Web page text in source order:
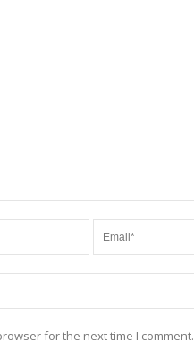
for the next time I comment.